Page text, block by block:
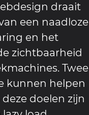
draait
een naadloze
en het
zichtbaarheid
Twee
kunnen helpen
doelen zijn